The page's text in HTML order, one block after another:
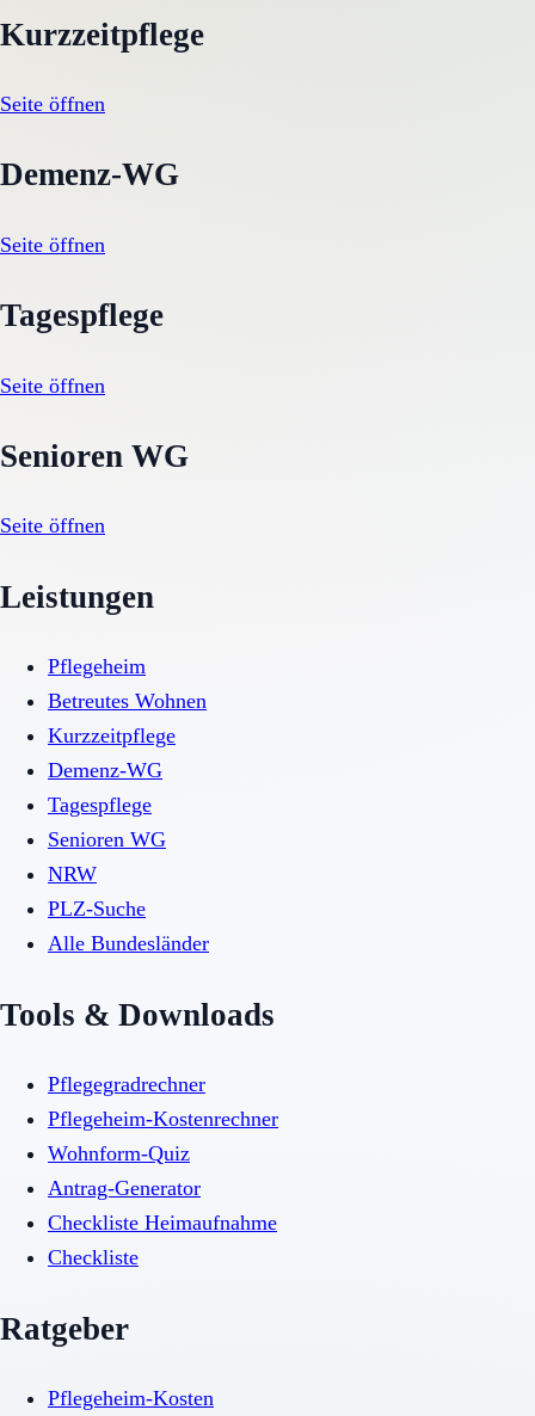
Kurzzeitpflege
Seite öffnen
Demenz-WG
Seite öffnen
Tagespflege
Seite öffnen
Senioren WG
Seite öffnen
Leistungen
Pflegeheim
Betreutes Wohnen
Kurzzeitpflege
Demenz-WG
Tagespflege
Senioren WG
NRW
PLZ-Suche
Alle Bundesländer
Tools & Downloads
Pflegegradrechner
Pflegeheim-Kostenrechner
Wohnform-Quiz
Antrag-Generator
Checkliste Heimaufnahme
Checkliste
Ratgeber
Pflegeheim-Kosten